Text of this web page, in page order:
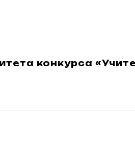
конкурса